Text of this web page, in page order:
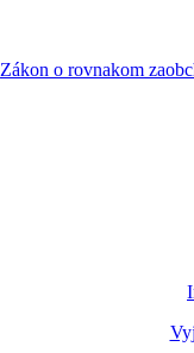
Zákon o rovnakom